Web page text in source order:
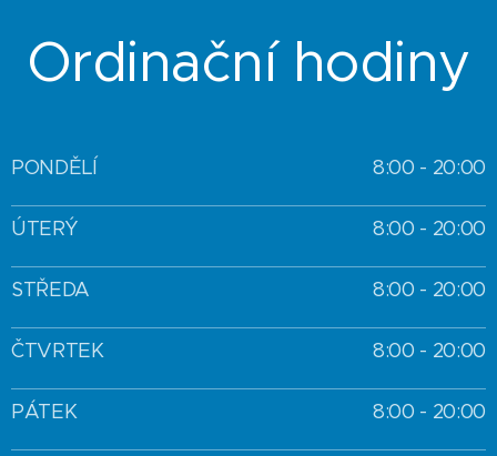
Ordinační hodiny
PONDĚLÍ 8:00 - 20:00
ÚTERÝ 8:00 - 20:00
STŘEDA 8:00 - 20:00
ČTVRTEK 8:00 - 20:00
PÁTEK 8:00 - 20:00